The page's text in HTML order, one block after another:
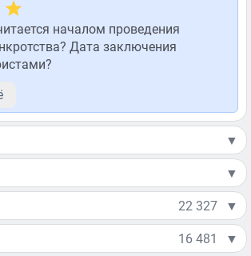
началом проведения
Дата заключения
▼
▼
22 327 ▼
16 481 ▼